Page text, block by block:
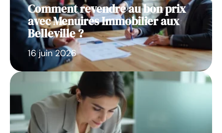
Comment revendre au bon prix
avec Menuires Immobilier aux
Belleville ?
16 juin 2026